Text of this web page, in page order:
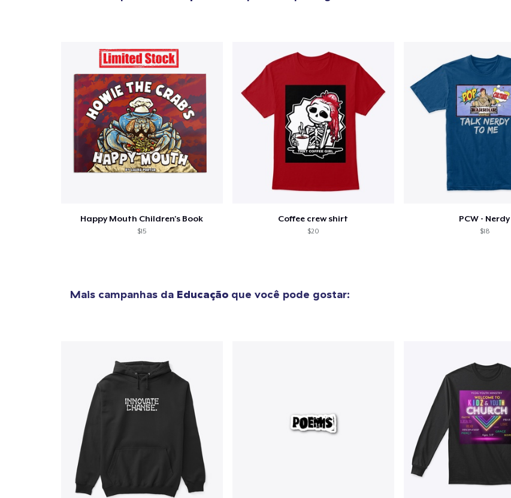
Happy Mouth Children's Book
$15
Coffee crew shirt
$20
PCW - Nerdy
$18
Mais campanhas da Educação que você pode gostar: